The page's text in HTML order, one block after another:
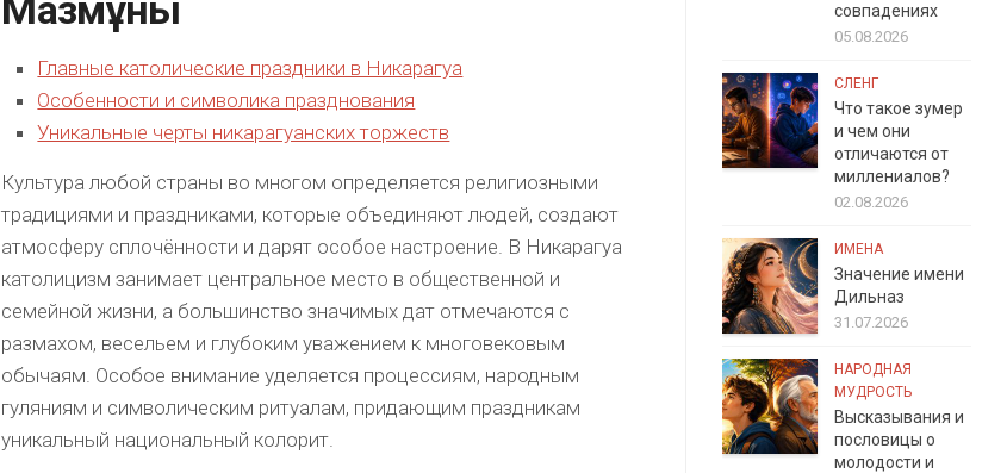
Главные католические праздники в Никарагуа
Особенности и символика празднования
Уникальные черты никарагуанских торжеств
Культура любой страны во многом определяется религиозными
традициями и праздниками, которые объединяют людей, создают
атмосферу сплочённости и дарят особое настроение. В Никарагуа
католицизм занимает центральное место в общественной и
семейной жизни, а большинство значимых дат отмечаются с
размахом, весельем и глубоким уважением к многовековым
обычаям. Особое внимание уделяется процессиям, народным
гуляниям и символическим ритуалам, придающим праздникам
уникальный национальный колорит.
совпадениях
05.08.2026
СЛЕНГ
Что такое зумер
и чем они
отличаются от
миллениалов?
02.08.2026
ИМЕНА
Значение имени
Дильназ
31.07.2026
НАРОДНАЯ
МУДРОСТЬ
Высказывания и
пословицы о
молодости и